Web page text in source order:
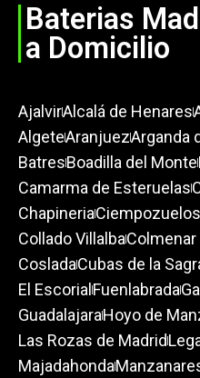
Baterias
a Domicilio
AjalvirAlcalá de Henares
AlgeteAranjuezArganda
BatresBoadilla del Monte
Camarma de Esteruelas
ChapineriaCiempozuelos
Collado Villalba
CosladaCubas de la
El Escorial Fuenlabrada
GuadalajaraHoyo de
Las Rozas de Madrid
Majadahonda